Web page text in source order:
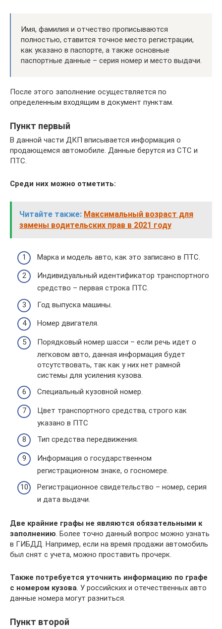
Имя, фамилия и отчество прописываются
полностью, ставится точное место регистрации,
как указано в паспорте, а также основные
паспортные данные – серия номер и место выдачи.
После этого заполнение осуществляется по
определенным входящим в документ пунктам.
Пункт первый
В данной части ДКП вписывается информация о
продающемся автомобиле. Данные берутся из СТС и
ПТС.
Среди них можно отметить:
Читайте также: Максимальный возраст для
замены водительских прав в 2021 году
Марка и модель авто, как это записано в ПТС.
Индивидуальный идентификатор транспортного
средство – первая строка ПТС.
Год выпуска машины.
Номер двигателя.
Порядковый номер шасси – если речь идет о
легковом авто, данная информация будет
отсутствовать, так как у них нет рамной
системы для усиления кузова.
Специальный кузовной номер.
Цвет транспортного средства, строго как
указано в ПТС
Тип средства передвижения.
Информация о государственном
регистрационном знаке, о госномере.
Регистрационное свидетельство – номер, серия
и дата выдачи.
Две крайние графы не являются обязательными к
заполнению. Более точно данный вопрос можно узнать
в ГИБДД. Например, если на время продажи автомобиль
был снят с учета, можно проставить прочерк.
Также потребуется уточнить информацию по графе
с номером кузова. У российских и отечественных авто
данные номера могут разниться.
Пункт второй